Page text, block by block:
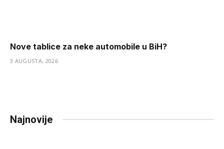
Nove tablice za neke automobile u BiH?
3 AUGUSTA, 2026
Najnovije